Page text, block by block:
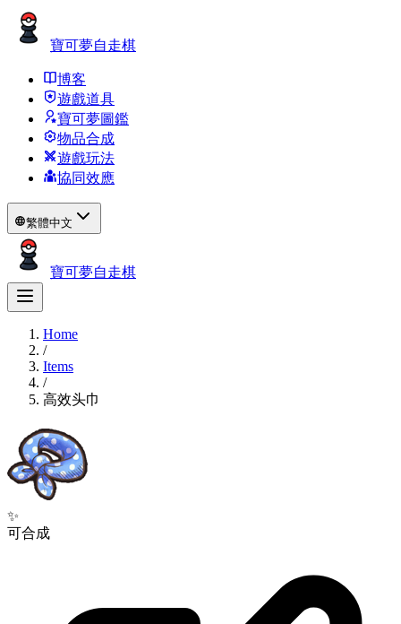
寶可夢自走棋
博客
遊戲道具
寶可夢圖鑑
物品合成
遊戲玩法
協同效應
繁體中文
寶可夢自走棋
Home
/
Items
/
高效头巾
✨
可合成